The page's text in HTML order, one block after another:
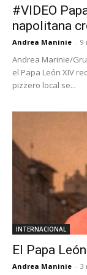
#VIDEO
napolitana
Andrea Maninie - 9
Andrea Marinie/
el Papa León XIV
pizzero local se...
INTERNACIONAL
El Papa
Andrea Maninie - 3